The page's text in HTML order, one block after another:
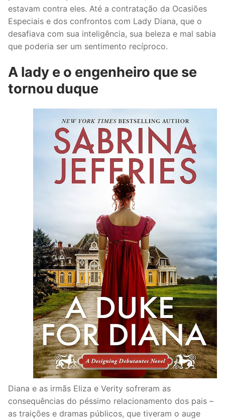
estavam contra eles. Até a contratação da Ocasiões
Especiais e dos confrontos com Lady Diana, que o
desafiava com sua inteligência, sua beleza e mal sabia
que poderia ser um sentimento recíproco.
A lady e o engenheiro que se
tornou duque
Diana e as irmãs Eliza e Verity sofreram as
consequências do péssimo relacionamento dos pais –
as traições e dramas públicos, que tiveram o auge